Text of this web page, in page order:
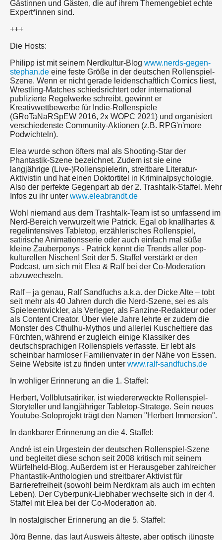
Gästinnen und Gästen, die auf ihrem Themengebiet echte
Expert*innen sind.
+++
Die Hosts:
Philipp ist mit seinem Nerdkultur-Blog www.nerds-gegen-
stephan.de eine feste Größe in der deutschen Rollenspiel-
Szene. Wenn er nicht gerade leidenschaftlich Comics liest,
Wrestling-Matches schiedsrichtert oder international
publizierte Regelwerke schreibt, gewinnt er
Kreativwettbewerbe für Indie-Rollenspiele
(GRoTaNaRSpEW 2016, 2x WOPC 2021) und organisiert
verschiedenste Community-Aktionen (z.B. RPG'n'more
Podwichteln).
Elea wurde schon öfters mal als Shooting-Star der
Phantastik-Szene bezeichnet. Zudem ist sie eine
langjährige (Live-)Rollenspielerin, streitbare Literatur-
Aktivistin und hat einen Doktortitel in Kriminalpsychologie.
Also der perfekte Gegenpart ab der 2. Trashtalk-Staffel. Mehr
Infos zu ihr unter www.eleabrandt.de
Wohl niemand aus dem Trashtalk-Team ist so umfassend im
Nerd-Bereich verwurzelt wie Patrick. Egal ob knallhartes &
regelintensives Tabletop, erzählerisches Rollenspiel,
satirische Animationsserie oder auch einfach mal süße
kleine Zauberponys - Patrick kennt die Trends aller pop-
kulturellen Nischen! Seit der 5. Staffel verstärkt er den
Podcast, um sich mit Elea & Ralf bei der Co-Moderation
abzuwechseln.
Ralf – ja genau, Ralf Sandfuchs a.k.a. der Dicke Alte – tobt
seit mehr als 40 Jahren durch die Nerd-Szene, sei es als
Spieleentwickler, als Verleger, als Fanzine-Redakteur oder
als Content Creator. Über viele Jahre lehrte er zudem die
Monster des Cthulhu-Mythos und allerlei Kuscheltiere das
Fürchten, während er zugleich einige Klassiker des
deutschsprachigen Rollenspiels verfasste. Er lebt als
scheinbar harmloser Familienvater in der Nähe von Essen.
Seine Website ist zu finden unter www.ralf-sandfuchs.de
In wohliger Erinnerung an die 1. Staffel:
Herbert, Vollblutsatiriker, ist wiedererweckte Rollenspiel-
Storyteller und langjähriger Tabletop-Stratege. Sein neues
Youtube-Soloprojekt trägt den Namen "Herbert Immersion".
In dankbarer Erinnerung an die 4. Staffel:
André ist ein Urgestein der deutschen Rollenspiel-Szene
und begleitet diese schon seit 2008 kritisch mit seinem
Würfelheld-Blog. Außerdem ist er Herausgeber zahlreicher
Phantastik-Anthologien und streitbarer Aktivist für
Barrierefreiheit (sowohl beim Nerdkram als auch im echten
Leben). Der Cyberpunk-Liebhaber wechselte sich in der 4.
Staffel mit Elea bei der Co-Moderation ab.
In nostalgischer Erinnerung an die 5. Staffel:
Jörg Benne, das laut Ausweis älteste, aber optisch jüngste